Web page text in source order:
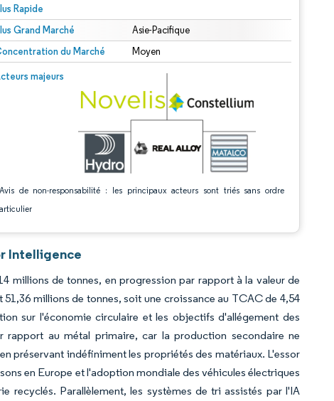
Rapide
Grand Marché Asie-Pacifique
du Marché Moyen
majeurs
de non-responsabilité : les principaux acteurs sont triés sans ordre
© Mordor Intelligence. La réutilisation nécessite une attribution sous CC BY 4.0.
Intelligence
millions de tonnes, en progression par rapport à la valeur de
millions de tonnes, soit une croissance au TCAC de 4,54
sur l'économie circulaire et les objectifs d'allégement des
au métal primaire, car la production secondaire ne
préservant indéfiniment les propriétés des matériaux. L'essor
en Europe et l'adoption mondiale des véhicules électriques
recyclés. Parallèlement, les systèmes de tri assistés par l'IA